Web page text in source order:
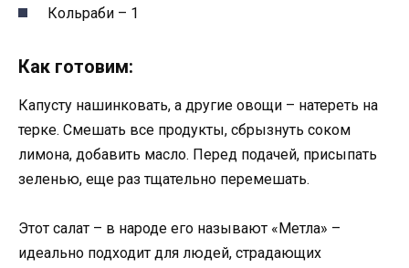
Кольраби – 1
Как готовим:
Капусту нашинковать, а другие овощи – натереть на
терке. Смешать все продукты, сбрызнуть соком
лимона, добавить масло. Перед подачей, присыпать
зеленью, еще раз тщательно перемешать.
Этот салат – в народе его называют «Метла» –
идеально подходит для людей, страдающих